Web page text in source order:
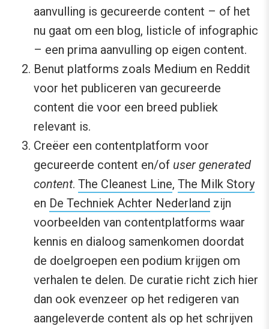
aanvulling is gecureerde content – of het
nu gaat om een blog, listicle of infographic
– een prima aanvulling op eigen content.
Benut platforms zoals Medium en Reddit
voor het publiceren van gecureerde
content die voor een breed publiek
relevant is.
Creëer een contentplatform voor
gecureerde content en/of user generated
content. The Cleanest Line, The Milk Story
en De Techniek Achter Nederland zijn
voorbeelden van contentplatforms waar
kennis en dialoog samenkomen doordat
de doelgroepen een podium krijgen om
verhalen te delen. De curatie richt zich hier
dan ook evenzeer op het redigeren van
aangeleverde content als op het schrijven